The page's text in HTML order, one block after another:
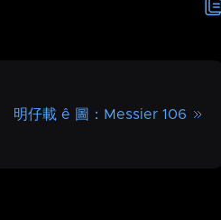
明仔載 ê 圖：Messier 106